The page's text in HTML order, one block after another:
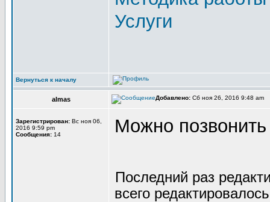
Услуги
Вернуться к началу
almas Добавлено: Сб ноя 26, 2016 9:48 am
Зарегистрирован: Вс ноя 06,
2016 9:59 pm
Сообщения: 14 Можно
Последний раз
всего